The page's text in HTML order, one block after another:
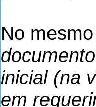
No
inicial (na
em